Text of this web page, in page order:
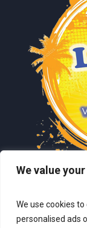
We value
We use cookies
personalised ads